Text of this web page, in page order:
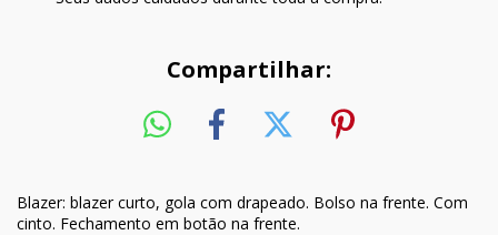
Compartilhar:
Blazer: blazer curto, gola com drapeado. Bolso na frente. Com
cinto. Fechamento em botão na frente.